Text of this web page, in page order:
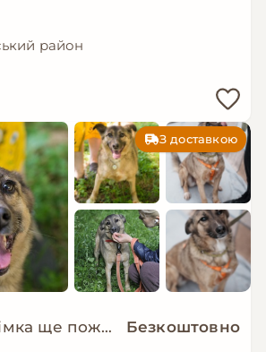
район
З доставкою
Чи встигне Сімка ще пожити в родині? Безкоштовно